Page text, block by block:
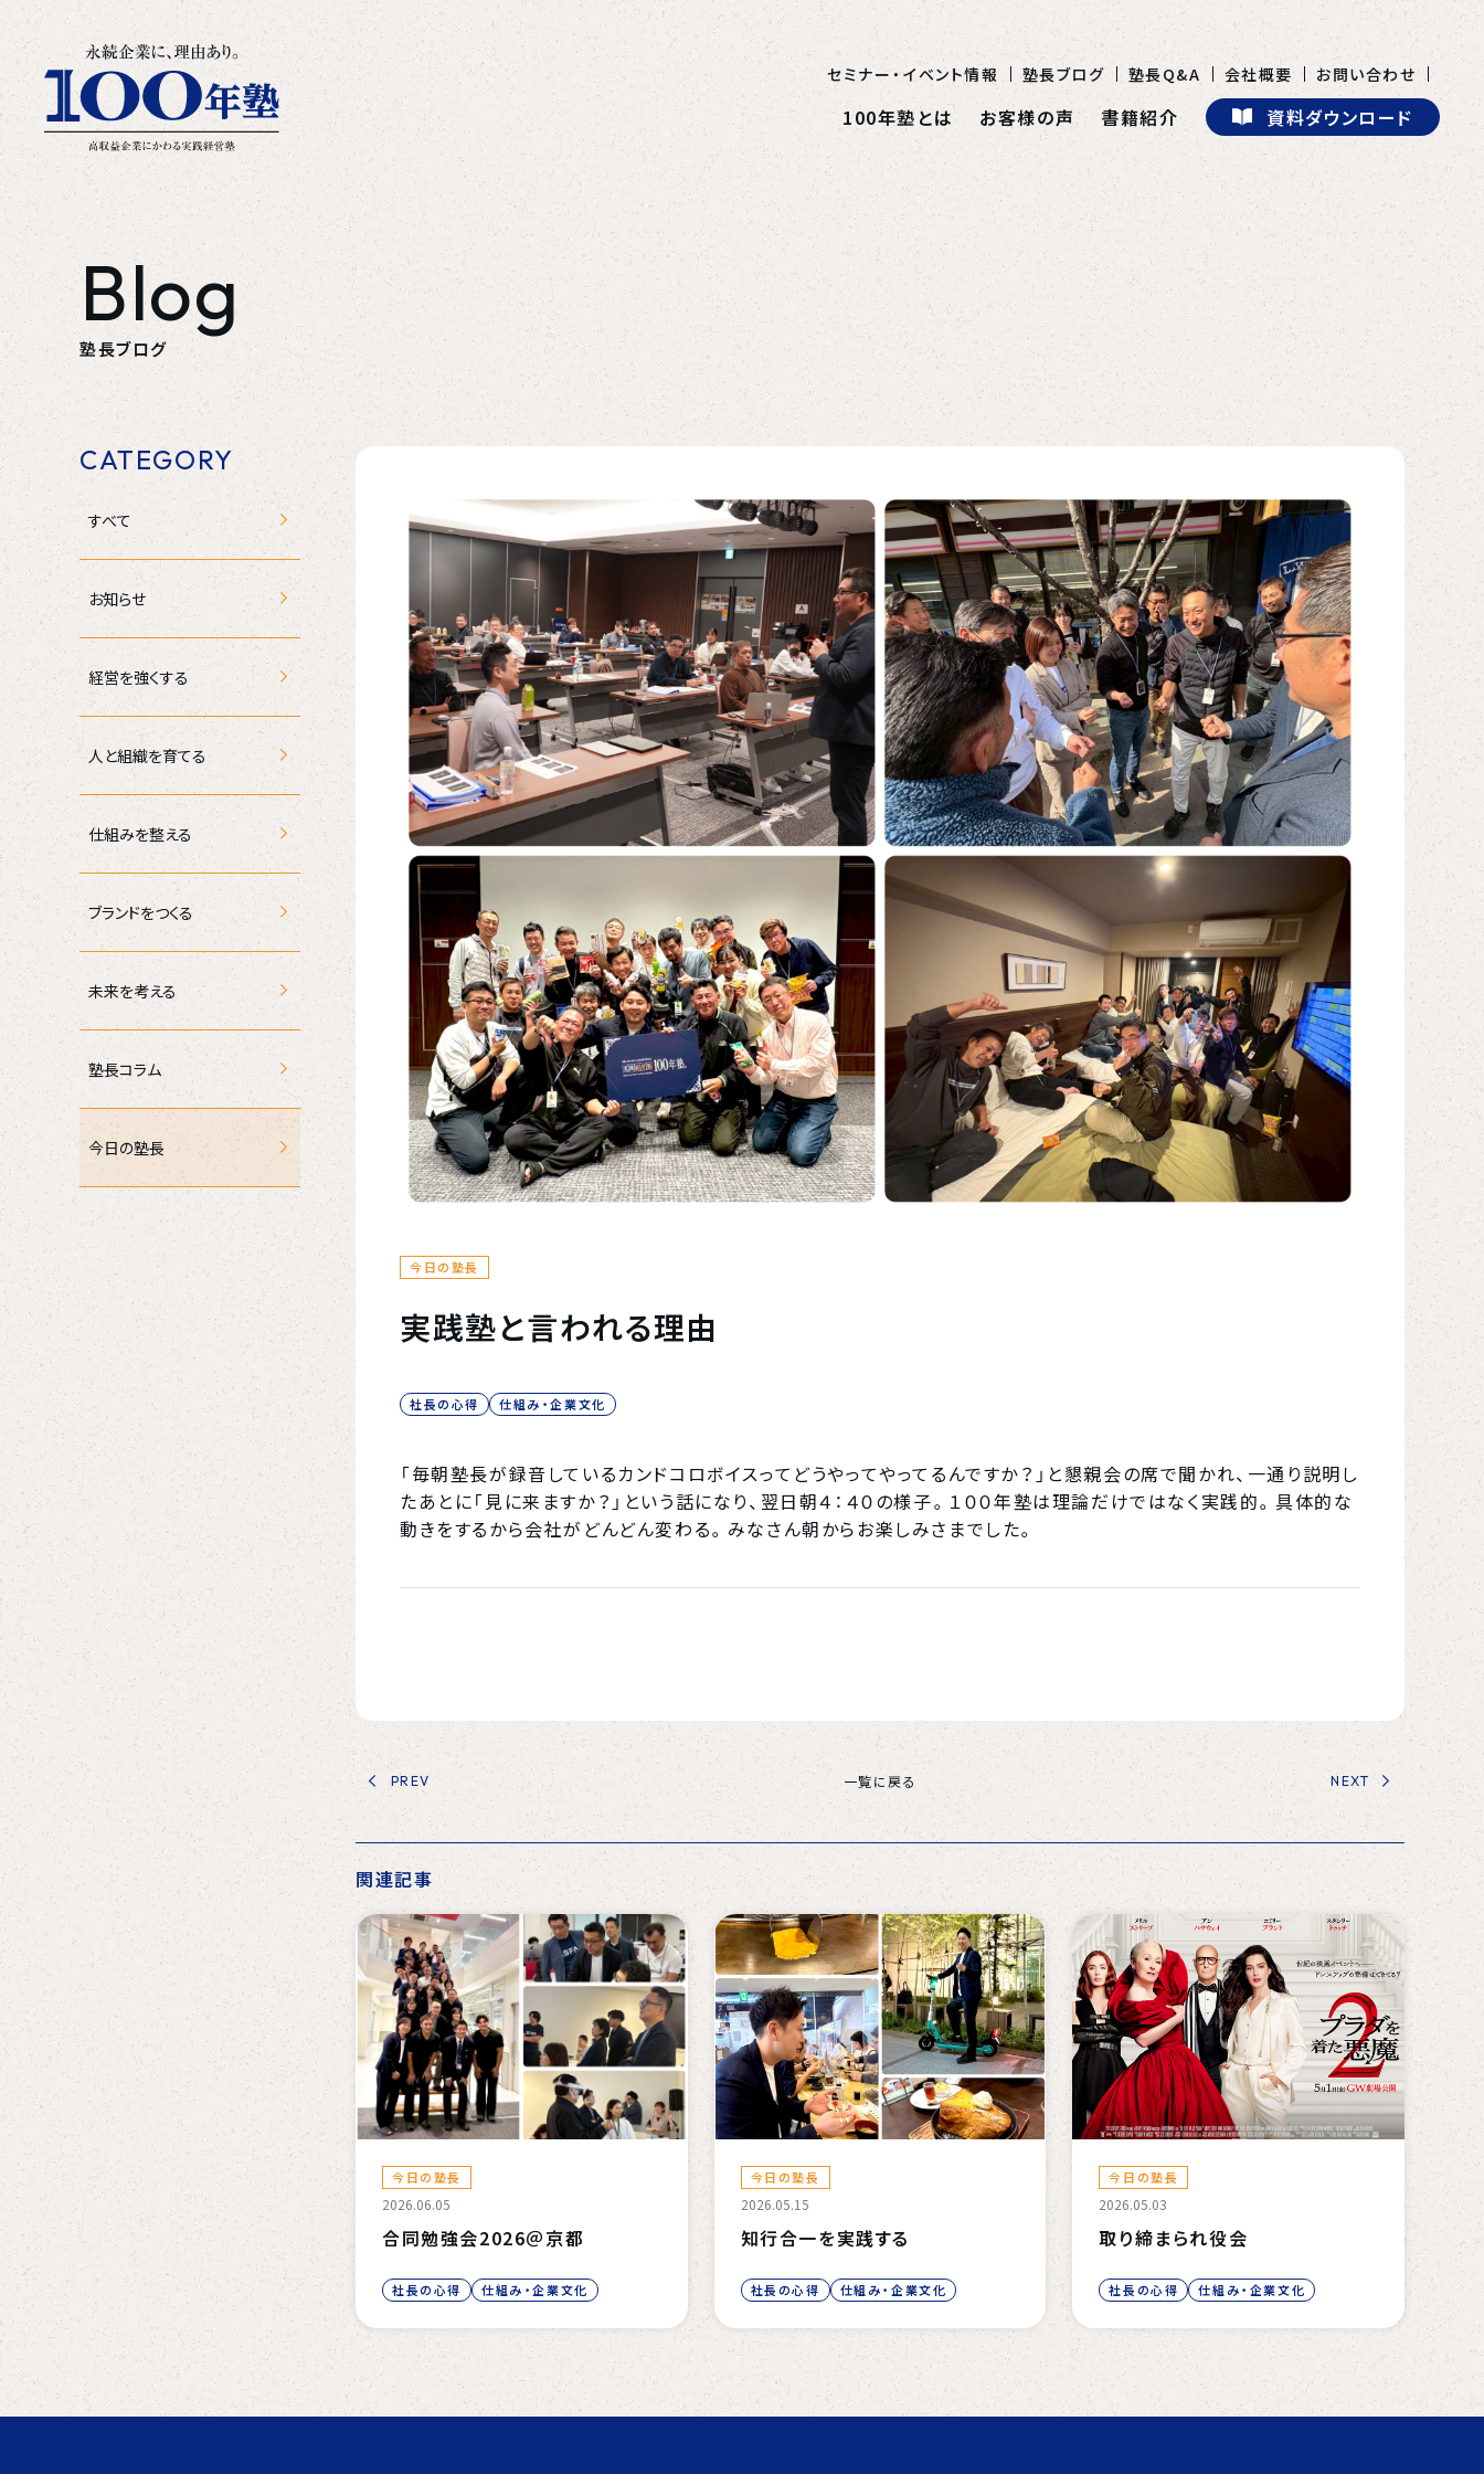
セミナー・イベント情報 塾長ブログ 塾長Q&A 会社概要 お問い合わせ
100年塾とは お客様の声 書籍紹介 資料ダウンロード
100年塾とは
お客様の声
書籍紹介
資料ダウンロード
セミナー・イベント情報
塾長ブログ
塾長Q&A
会社概要
お問い合わせ
Blog
塾長ブログ
CATEGORY
すべて
お知らせ
経営を強くする
人と組織を育てる
仕組みを整える
ブランドをつくる
未来を考える
塾長コラム
今日の塾長
今日の塾長
実践塾と言われる理由
社長の心得 仕組み・企業文化
「毎朝塾長が録音しているカンドコロボイスってどうやってやってるんですか？」と懇親会の席で聞かれ、一通り説明し
たあとに「見に来ますか？」という話になり、翌日朝４：４０の様子。１００年塾は理論だけではなく実践的。具体的な
動きをするから会社がどんどん変わる。みなさん朝からお楽しみさまでした。
PREV 一覧に戻る NEXT
関連記事
今日の塾長
2026.06.05
合同勉強会2026＠京都
社長の心得 仕組み・企業文化
今日の塾長
2026.05.15
知行合一を実践する
社長の心得 仕組み・企業文化
今日の塾長
2026.05.03
取り締まられ役会
社長の心得 仕組み・企業文化